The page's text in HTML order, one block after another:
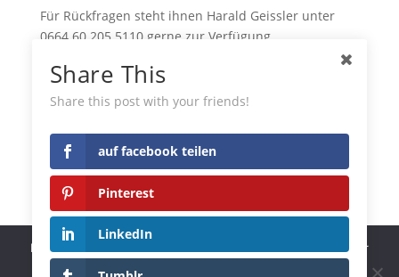
Für Rückfragen steht ihnen Harald Geissler unter
0664 60 205 5110 gerne zur Verfügung.
feuerwehr-villach.at
auf facebook teilen
Pinterest
LinkedIn
Tumblr
Share This
Share this post with your friends!
auf facebook teilen
Pinterest
LinkedIn
Diese Website benutzt Cookies. Wenn du die Website weiter